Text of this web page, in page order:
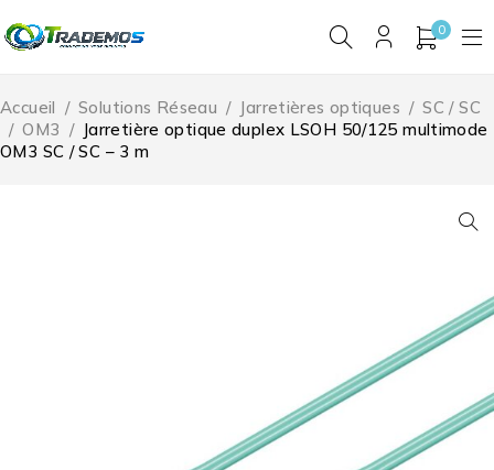
0
Accueil / Solutions Réseau / Jarretières optiques / SC / SC
/ OM3 / Jarretière optique duplex LSOH 50/125 multimode
OM3 SC / SC – 3 m